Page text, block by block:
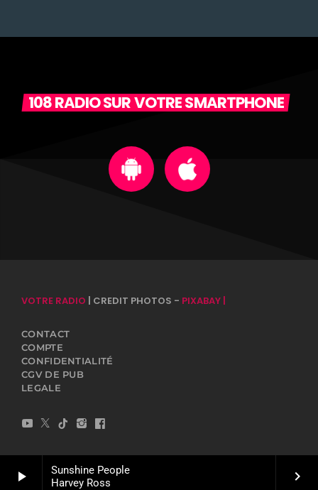
play_arrow
Sunshine People
Harvey Ross
keyboard_arrow_right
108 RADIO SUR VOTRE SMARTPHONE
VOTRE RADIO | CREDIT PHOTOS - PIXABAY |
CONTACT
COMPTE
CONFIDENTIALITÉ
CGV DE PUB
LEGALE